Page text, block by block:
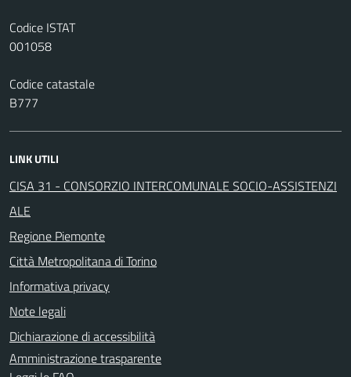
Codice ISTAT
001058
Codice catastale
B777
LINK UTILI
CISA 31 - CONSORZIO INTERCOMUNALE SOCIO-ASSISTENZI
ALE
Regione Piemonte
Città Metropolitana di Torino
Informativa privacy
Note legali
Dichiarazione di accessibilità
Amministrazione trasparente